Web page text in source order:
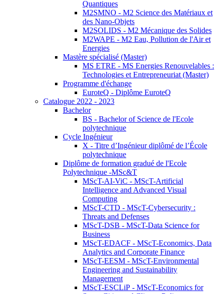
Quantiques
M2SMNO - M2 Science des Matériaux et
des Nano-Objets
M2SOLIDS - M2 Mécanique des Solides
M2WAPE - M2 Eau, Pollution de l'Air et
Energies
Mastère spécialisé (Master)
MS ETRE - MS Energies Renouvelables :
Technologies et Entrepreneuriat (Master)
Programme d'échange
EuroteQ - Diplôme EuroteQ
Catalogue 2022 - 2023
Bachelor
BS - Bachelor of Science de l'Ecole
polytechnique
Cycle Ingénieur
X - Titre d’Ingénieur diplômé de l’École
polytechnique
Diplôme de formation gradué de l'Ecole
Polytechnique -MSc&T
MScT-AI-ViC - MScT-Artificial
Intelligence and Advanced Visual
Computing
MScT-CTD - MScT-Cybersecurity :
Threats and Defenses
MScT-DSB - MScT-Data Science for
Business
MScT-EDACF - MScT-Economics, Data
Analytics and Corporate Finance
MScT-EESM - MScT-Environmental
Engineering and Sustainability
Management
MScT-ESCLiP - MScT-Economics for